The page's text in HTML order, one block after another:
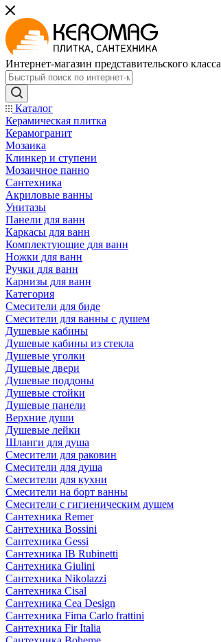
Интернет-магазин представительского класса
Каталог
Керамическая плитка
Керамогранит
Мозаика
Клинкер и ступени
Мозаичное панно
Сантехника
Акриловые ванны
Унитазы
Панели для ванн
Каркасы для ванн
Комплектующие для ванн
Ножки для ванн
Ручки для ванн
Карнизы для ванн
Категория
Смесители для биде
Смесители для ванны с душем
Душевые кабины
Душевые кабины из стекла
Душевые уголки
Душевые двери
Душевые поддоны
Душевые стойки
Душевые панели
Верхние души
Душевые лейки
Шланги для душа
Смесители для раковин
Смесители для душа
Смесители для кухни
Смесители на борт ванны
Смесители с гигиеническим душем
Сантехника Remer
Сантехника Bossini
Сантехника Gessi
Сантехника IB Rubinetti
Сантехника Giulini
Сантехника Nikolazzi
Сантехника Cisal
Сантехника Cea Design
Сантехника Fima Carlo frattini
Сантехника Fir Italia